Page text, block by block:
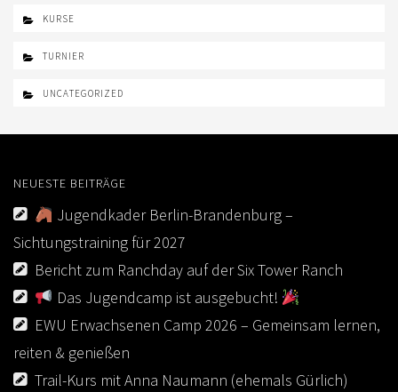
KURSE
TURNIER
UNCATEGORIZED
NEUESTE BEITRÄGE
Jugendkader Berlin-Brandenburg –
Sichtungstraining für 2027
Bericht zum Ranchday auf der Six Tower Ranch
Das Jugendcamp ist ausgebucht!
EWU Erwachsenen Camp 2026 – Gemeinsam lernen,
reiten & genießen
Trail-Kurs mit Anna Naumann (ehemals Gürlich)